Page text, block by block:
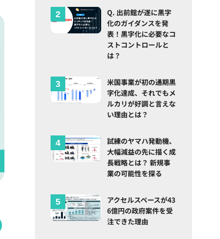
Q. 出前館が遂に黒字
化のガイダンスを発
表！黒字化に必要なコ
ストコントロールと
は？
米国事業が初の通期黒
字化達成、それでもメ
ルカリが好調と言えな
い理由とは？
試練のヤマハ発動機、
大幅減益の先に描く成
長戦略とは？ 新規事
業の可能性を探る
アクセルスペースが43
6億円の政府案件を受
注できた理由